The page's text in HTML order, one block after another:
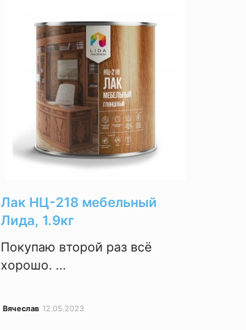
Лак НЦ-218 мебельный
Лида, 1.9кг
Покупаю второй раз всё
хорошо. ...
Вячеслав 12.05.2023